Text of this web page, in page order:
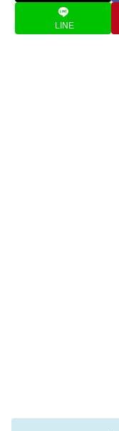
LINE